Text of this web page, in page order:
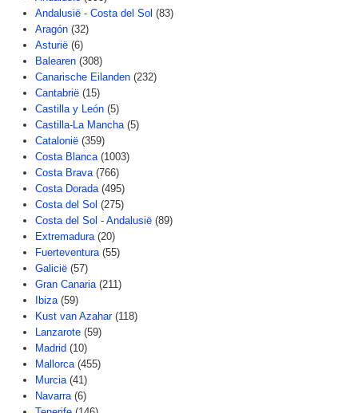
Andalusië - Costa del Sol (83)
Aragón (32)
Asturië (6)
Balearen (308)
Canarische Eilanden (232)
Cantabrië (15)
Castilla y León (5)
Castilla-La Mancha (5)
Catalonië (359)
Costa Blanca (1003)
Costa Brava (766)
Costa Dorada (495)
Costa del Sol (275)
Costa del Sol - Andalusië (89)
Extremadura (20)
Fuerteventura (55)
Galicië (57)
Gran Canaria (211)
Ibiza (59)
Kust van Azahar (118)
Lanzarote (59)
Madrid (10)
Mallorca (455)
Murcia (41)
Navarra (6)